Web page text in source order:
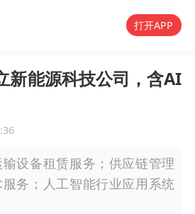
打开APP
新能源科技公司，含AI
设备租赁服务；供应链管理
务；人工智能行业应用系统